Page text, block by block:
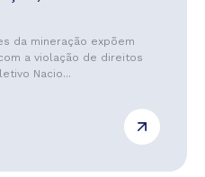
da mineração expõem
a violação de direitos
Nacio...